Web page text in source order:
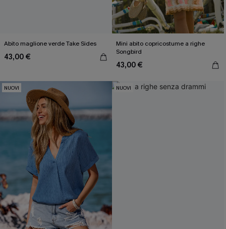
Abito maglione verde Take Sides
43,00 €
Mini abito copricostume a righe
Songbird
43,00 €
NUOVI NUOVI